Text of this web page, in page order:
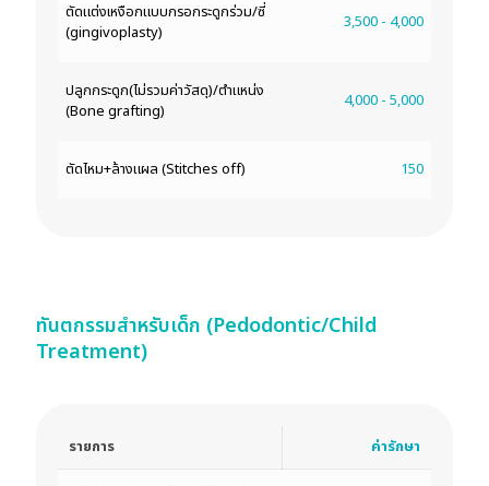
ตัดแต่งเหงือกแบบกรอกระดูกร่วม/ซี่
(gingivoplasty)
3,500 - 4,000
ปลูกกระดูก(ไม่รวมค่าวัสดุ)/ตำแหน่ง
(Bone grafting)
4,000 - 5,000
ตัดไหม+ล้างแผล (Stitches off) 150
ทันตกรรมสำหรับเด็ก (Pedodontic/Child
Treatment)
รายการ ค่ารักษา